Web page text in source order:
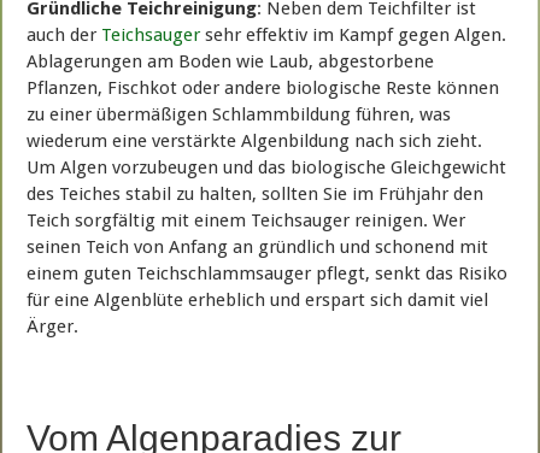
Gründliche Teichreinigung: Neben dem Teichfilter ist
auch der Teichsauger sehr effektiv im Kampf gegen Algen.
Ablagerungen am Boden wie Laub, abgestorbene
Pflanzen, Fischkot oder andere biologische Reste können
zu einer übermäßigen Schlammbildung führen, was
wiederum eine verstärkte Algenbildung nach sich zieht.
Um Algen vorzubeugen und das biologische Gleichgewicht
des Teiches stabil zu halten, sollten Sie im Frühjahr den
Teich sorgfältig mit einem Teichsauger reinigen. Wer
seinen Teich von Anfang an gründlich und schonend mit
einem guten Teichschlammsauger pflegt, senkt das Risiko
für eine Algenblüte erheblich und erspart sich damit viel
Ärger.
Vom Algenparadies zur